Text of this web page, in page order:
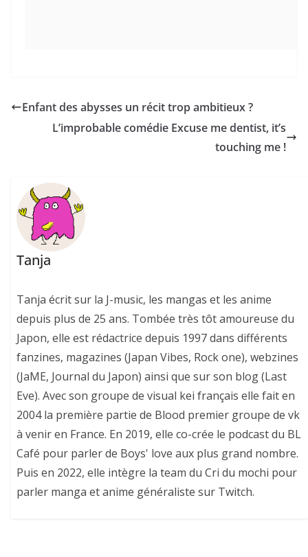
Enfant des abysses un récit trop ambitieux ?
L’improbable comédie Excuse me dentist, it’s
touching me !
Tanja
Tanja écrit sur la J-music, les mangas et les anime
depuis plus de 25 ans. Tombée très tôt amoureuse du
Japon, elle est rédactrice depuis 1997 dans différents
fanzines, magazines (Japan Vibes, Rock one), webzines
(JaME, Journal du Japon) ainsi que sur son blog (Last
Eve). Avec son groupe de visual kei français elle fait en
2004 la première partie de Blood premier groupe de vk
à venir en France. En 2019, elle co-crée le podcast du BL
Café pour parler de Boys' love aux plus grand nombre.
Puis en 2022, elle intègre la team du Cri du mochi pour
parler manga et anime généraliste sur Twitch.